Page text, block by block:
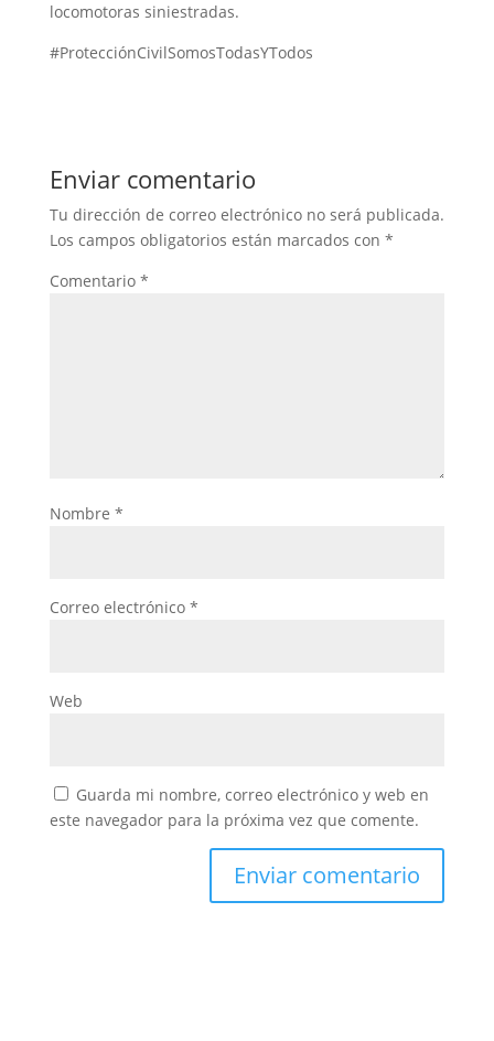
locomotoras siniestradas.
#ProtecciónCivilSomosTodasYTodos
Enviar comentario
Tu dirección de correo electrónico no será publicada.
Los campos obligatorios están marcados con *
Comentario *
Nombre *
Correo electrónico *
Web
Guarda mi nombre, correo electrónico y web en
este navegador para la próxima vez que comente.